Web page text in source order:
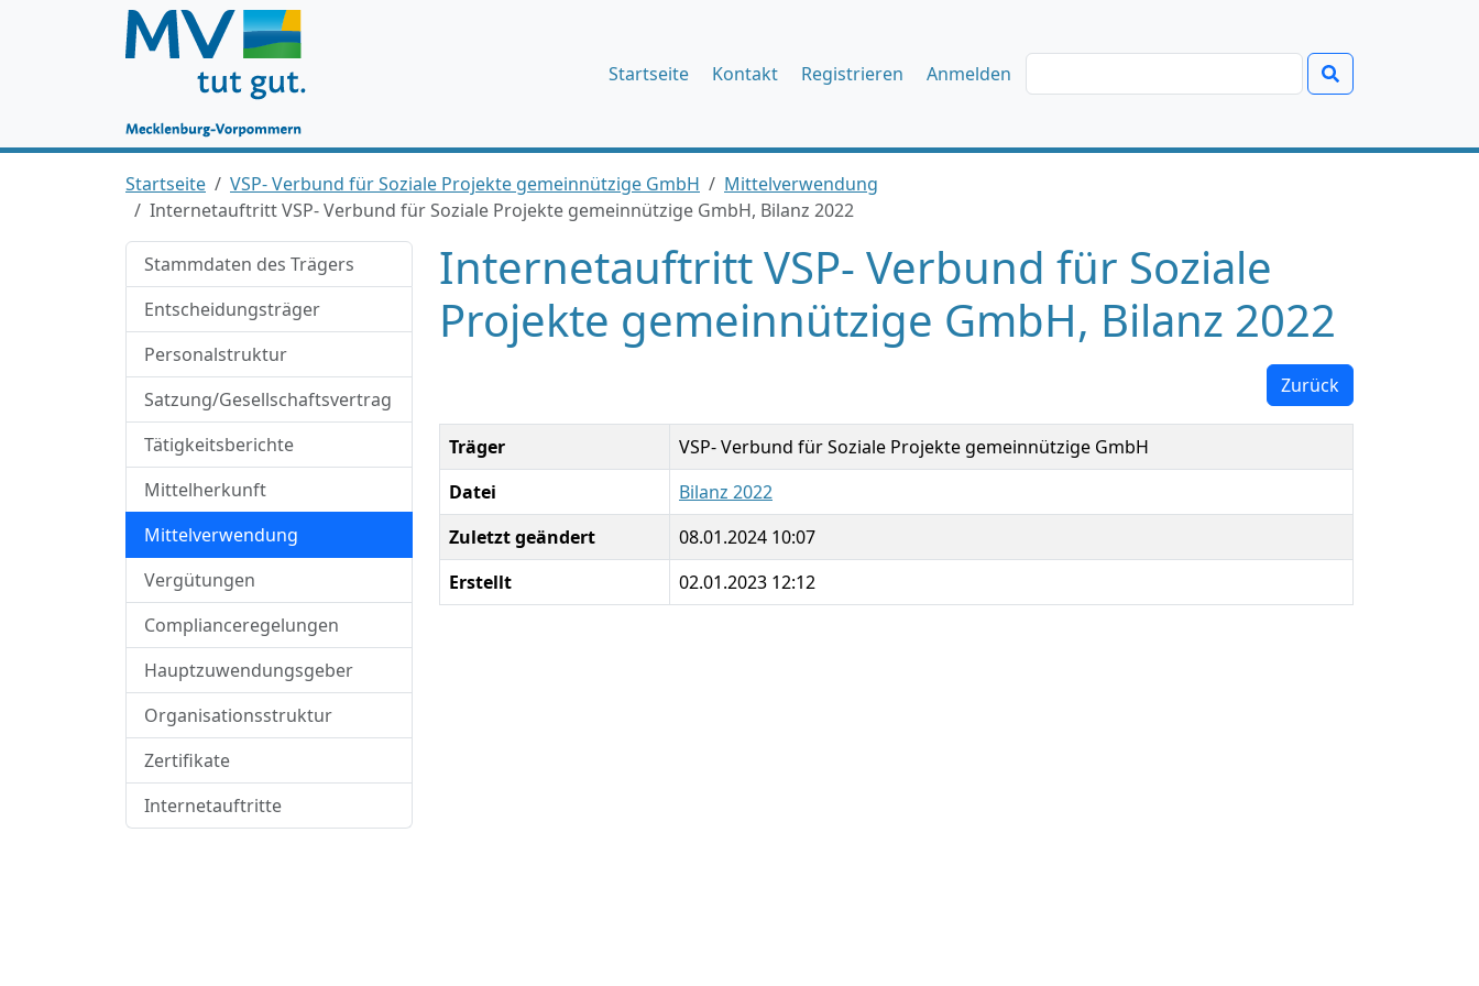
Startseite Kontakt Registrieren Anmelden
Startseite VSP- Verbund für Soziale Projekte gemeinnützige GmbH
Mittelverwendung
Internetauftritt VSP- Verbund für Soziale Projekte gemeinnützige GmbH, Bilanz 2022
Stammdaten des Trägers
Entscheidungsträger
Personalstruktur
Satzung/Gesellschaftsvertrag
Tätigkeitsberichte
Mittelherkunft
Mittelverwendung
Vergütungen
Complianceregelungen
Hauptzuwendungsgeber
Organisationsstruktur
Zertifikate
Internetauftritte
Internetauftritt VSP- Verbund für Soziale
Projekte gemeinnützige GmbH, Bilanz 2022
Zurück
Träger
VSP- Verbund für Soziale Projekte gemeinnützige GmbH
Datei
Bilanz 2022
Zuletzt geändert
08.01.2024 10:07
Erstellt
02.01.2023 12:12